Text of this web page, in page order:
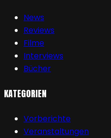
News
Reviews
Filme
Interviews
Bücher
KATEGORIEN
Vorberichte
Veranstaltungen